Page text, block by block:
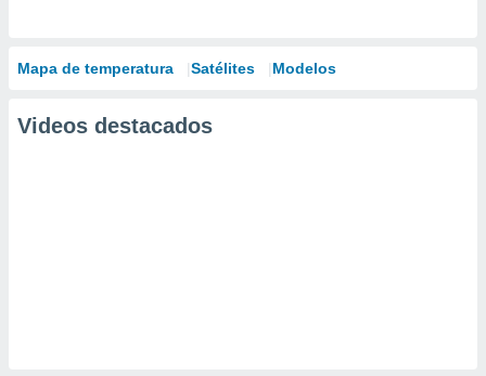
Mapa de temperatura Satélites Modelos
Videos destacados